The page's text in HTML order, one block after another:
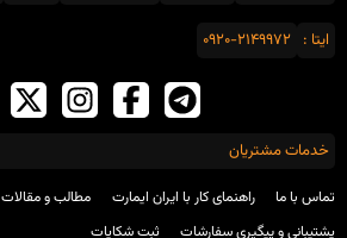
ایتا : 0920-2149972
خدمات مشتریان
تماس با ما راهنمای کار با ایران ایمارت مطالب و مقالات
پشتیبانی و پیگیری سفارشات
ثبت شکایات